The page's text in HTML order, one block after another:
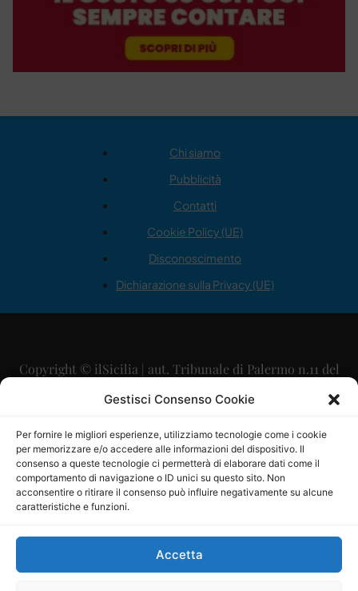
Gestisci Consenso Cookie
Per fornire le migliori esperienze, utilizziamo tecnologie come i cookie
per memorizzare e/o accedere alle informazioni del dispositivo. Il
consenso a queste tecnologie ci permetterà di elaborare dati come il
comportamento di navigazione o ID unici su questo sito. Non
acconsentire o ritirare il consenso può influire negativamente su alcune
caratteristiche e funzioni.
Accetta
Chi siamo
Pubblicità
Contatti
Cookie Policy (UE)
Disconoscimento
Dichiarazione sulla Privacy (UE)
Copyright © ilSicilia | aut. Tribunale di Palermo n.11 del
29/09/2015
Direttore Editoriale: Maurizio Scaglione
Direttore Responsabile: Maria Calabrese
P.IVA: 06334930820
Mercurio Comunicazione Società Cooperativa a r.l. è